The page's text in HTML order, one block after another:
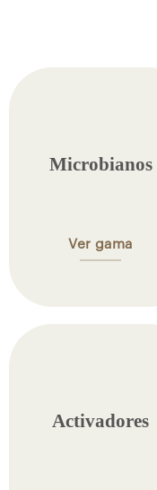
Microbianos
Ver gama
Activadores